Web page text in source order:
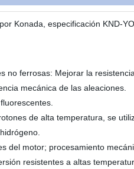
Konada, especificación KND-
no ferrosas: Mejorar la
mecánica de las aleaciones.
de alta temperatura, se
del motor; procesamiento
resistentes a altas